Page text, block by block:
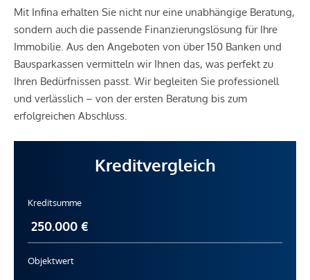
Mit Infina erhalten Sie nicht nur eine unabhängige Beratung,
sondern auch die passende Finanzierungslösung für Ihre
Immobilie. Aus den Angeboten von über 150 Banken und
Bausparkassen vermitteln wir Ihnen das, was perfekt zu
Ihren Bedürfnissen passt. Wir begleiten Sie professionell
und verlässlich – von der ersten Beratung bis zum
erfolgreichen Abschluss.
Kreditvergleich
Kreditsumme
Objektwert